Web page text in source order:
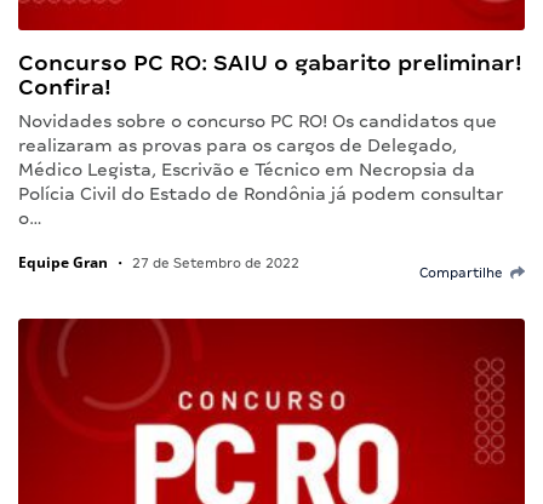
Concurso PC RO: SAIU o gabarito preliminar!
Confira!
Novidades sobre o concurso PC RO! Os candidatos que
realizaram as provas para os cargos de Delegado,
Médico Legista, Escrivão e Técnico em Necropsia da
Polícia Civil do Estado de Rondônia já podem consultar
o…
Equipe Gran • 27 de Setembro de 2022
Compartilhe